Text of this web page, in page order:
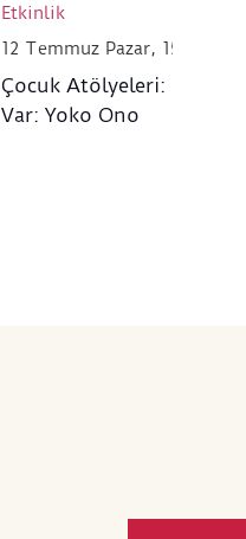
Etkinlik
12 Temmuz Pazar, 15.00
Çocuk Atölyeleri: Bir
Var: Yoko Ono